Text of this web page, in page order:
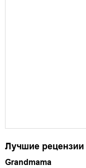
Лучшие
Grandmama